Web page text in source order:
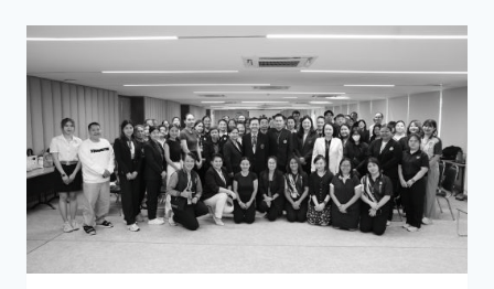
ล
สำรวจ
ความ
พึง
พอใจ
นักศึกษา
ใหม่
ต่อ
กิจกรรม
“SDU
FIRST